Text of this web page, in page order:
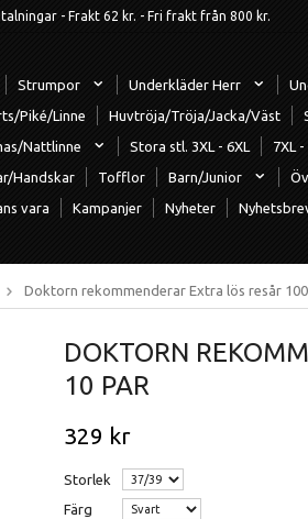
- Frakt 62 kr. - Fri frakt från 800 kr.
Strumpor Underkläder Herr
Piké/Linne
Huvtröja/Tröja/Jacka/Väst
Nattlinne
Stora stl. 3XL - 6XL 7XL -
Handskar
Tofflor Barn/Junior
vara
Kampanjer Nyheter
Doktorn rekommenderar Extra lös resår
DOKTORN
10 PAR
329 kr
Storlek
Färg